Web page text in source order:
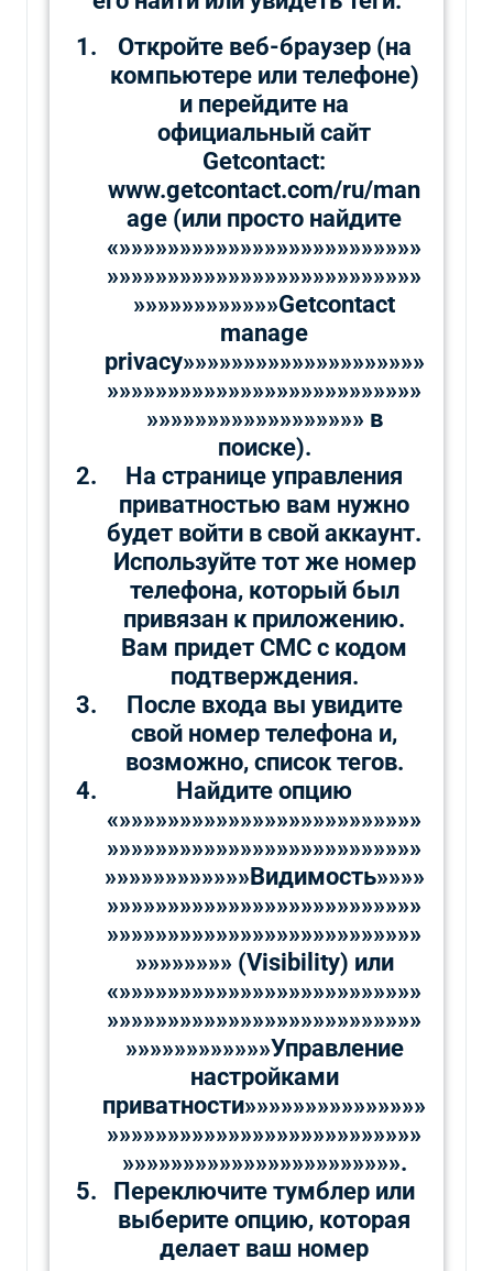
Откройте веб-браузер (на
компьютере или телефоне)
и перейдите на
официальный сайт
Getcontact:
www.getcontact.com/ru/man
age (или просто найдите
«»»»»»»»»»»»»»»»»»»»»»»»»»
»»»»»»»»»»»»»»»»»»»»»»»»»»
»»»»»»»»»»»»Getcontact
manage
privacy»»»»»»»»»»»»»»»»»»»»
»»»»»»»»»»»»»»»»»»»»»»»»»»
»»»»»»»»»»»»»»»»»» в
поиске).
На странице управления
приватностью вам нужно
будет войти в свой аккаунт.
Используйте тот же номер
телефона, который был
привязан к приложению.
Вам придет СМС с кодом
подтверждения.
После входа вы увидите
свой номер телефона и,
возможно, список тегов.
Найдите опцию
«»»»»»»»»»»»»»»»»»»»»»»»»»
»»»»»»»»»»»»»»»»»»»»»»»»»»
»»»»»»»»»»»»Видимость»»»»
»»»»»»»»»»»»»»»»»»»»»»»»»»
»»»»»»»»»»»»»»»»»»»»»»»»»»
»»»»»»»» (Visibility) или
«»»»»»»»»»»»»»»»»»»»»»»»»»
»»»»»»»»»»»»»»»»»»»»»»»»»»
»»»»»»»»»»»»Управление
настройками
приватности»»»»»»»»»»»»»»»
»»»»»»»»»»»»»»»»»»»»»»»»»»
»»»»»»»»»»»»»»»»»»»»»»».
Переключите тумблер или
выберите опцию, которая
делает ваш номер